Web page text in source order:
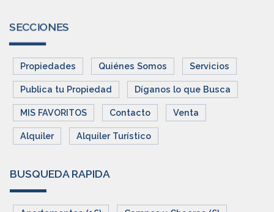
SECCIONES
Propiedades Quiénes Somos Servicios
Publica tu Propiedad Díganos lo que Busca
MIS FAVORITOS Contacto Venta
Alquiler Alquiler Turístico
BUSQUEDA RAPIDA